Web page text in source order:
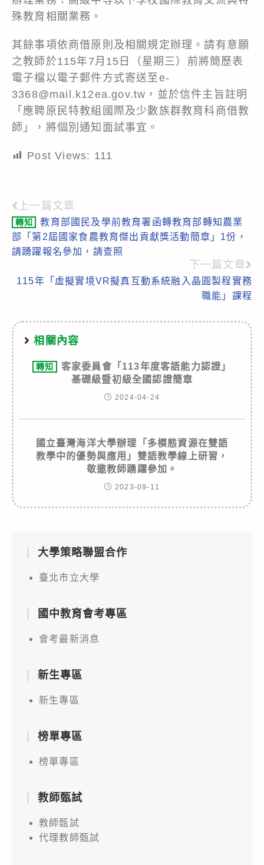
殊教育相關業務。
其餘事項依商借原則及相關規定辦理。請有意願
之教師於115年7月15日（星期三）前將簡歷表
電子檔以電子郵件方式寄送至e-
3368@mail.k12ea.gov.tw，並於信件主旨註明
「應聘原民特教組國際及少數族群教育科商借教
師」，將個別通知面試事宜。
Post Views: 111
Read
more
articles
上一篇文章
轉知
教育部國民及學前教育署函轉教育部轉知農業
部「第2屆國家食農教育傑出貢獻獎活動簡章」1份，
請踴躍報名參加，請查照
下一篇文章
115年「虛擬實境VR擬真互動系統融入晶圓製程實務
職能」課程
相關內容
轉知
客家委員會「113年度客語能力認證」
基礎級暨初級全國認證簡章
2024-04-24
國立臺灣海洋大學辦理「多模態資源在雙語
教學中的優勢與應用」雙語教學線上研習，
敬邀教師踴躍參加。
2023-09-11
大學策略聯盟合作
臺北市立大學
國中教育會考專區
會考最新消息
新生專區
新生專區
榜單專區
榜單專區
教師甄試
教師甄試
代理教師甄試